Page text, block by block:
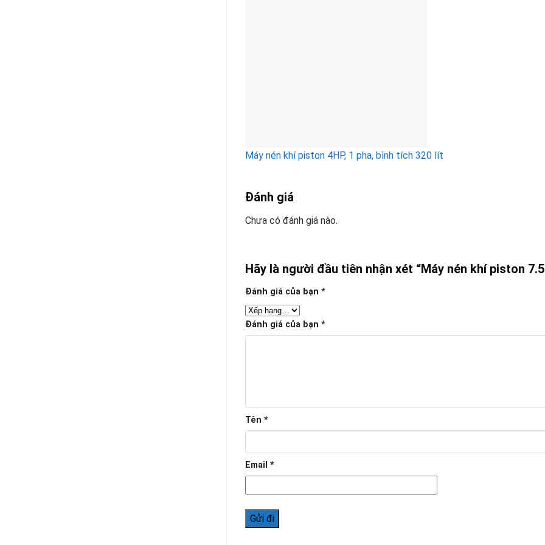
Máy nén khí piston 4HP, 1 pha, bình tích 320 lít
Đánh giá
Chưa có đánh giá nào.
Hãy là người đầu tiên nhận xét “Máy nén khí piston
Đánh giá của bạn *
Đánh giá của bạn *
Tên *
Email *